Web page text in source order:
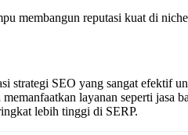
membangun reputasi kuat di
strategi SEO yang sangat efektif
layanan seperti
lebih tinggi di SERP.